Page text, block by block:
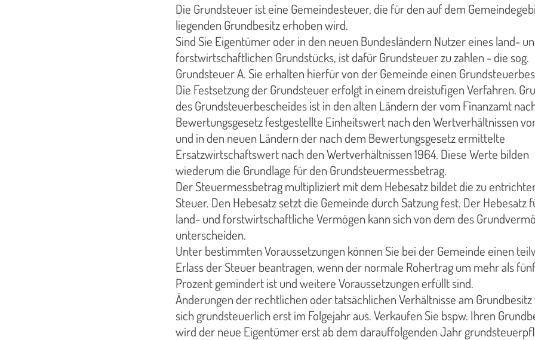
Die Grundsteuer ist eine Gemeindesteuer, die für den auf dem
liegenden Grundbesitz erhoben wird.
Sind Sie Eigentümer oder in den neuen Bundesländern Nutzer eines land-
forstwirtschaftlichen Grundstücks, ist dafür Grundsteuer zu zahlen - die sog.
Grundsteuer A. Sie erhalten hierfür von der Gemeinde einen
Die Festsetzung der Grundsteuer erfolgt in einem dreistufigen Verfahren.
des Grundsteuerbescheides ist in den alten Ländern der vom Finanzamt
Bewertungsgesetz festgestellte Einheitswert nach den Wertverhältnissen
und in den neuen Ländern der nach dem Bewertungsgesetz ermittelte
Ersatzwirtschaftswert nach den Wertverhältnissen 1964. Diese Werte bilden
wiederum die Grundlage für den Grundsteuermessbetrag.
Der Steuermessbetrag multipliziert mit dem Hebesatz bildet die zu
Steuer. Den Hebesatz setzt die Gemeinde durch Satzung fest. Der Hebesatz
land- und forstwirtschaftliche Vermögen kann sich von dem des
unterscheiden.
Unter bestimmten Voraussetzungen können Sie bei der Gemeinde einen
Erlass der Steuer beantragen, wenn der normale Rohertrag um mehr als
Prozent gemindert ist und weitere Voraussetzungen erfüllt sind.
Änderungen der rechtlichen oder tatsächlichen Verhältnisse am
sich grundsteuerlich erst im Folgejahr aus. Verkaufen Sie bspw. Ihren
wird der neue Eigentümer erst ab dem darauffolgenden Jahr